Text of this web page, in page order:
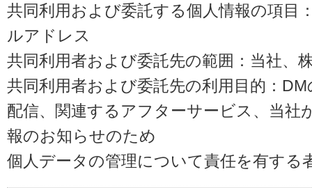
共同利用および委託する個人情報の項目
ルアドレス
共同利用者および委託先の範囲：当社、
共同利用者および委託先の利用目的：
配信、関連するアフターサービス、当社
報のお知らせのため
個人データの管理について責任を有する